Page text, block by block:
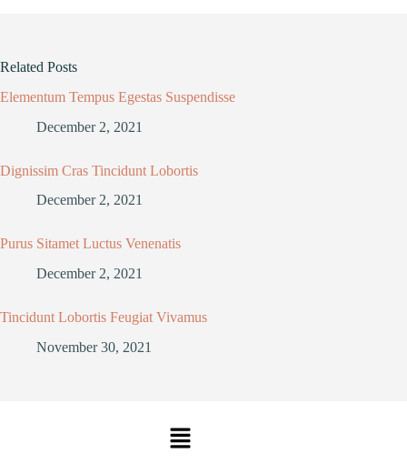
Related Posts
Elementum Tempus Egestas Suspendisse
December 2, 2021
Dignissim Cras Tincidunt Lobortis
December 2, 2021
Purus Sitamet Luctus Venenatis
December 2, 2021
Tincidunt Lobortis Feugiat Vivamus
November 30, 2021